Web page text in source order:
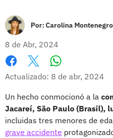
Por:Carolina Montenegro
8 de Abr, 2024
Facebook
X
Actualizado: 8 de abr, 2024
Un hecho conmocionó a la
Jacareí, São Paulo (Brasil),
incluidas tres menores de
grave accidente